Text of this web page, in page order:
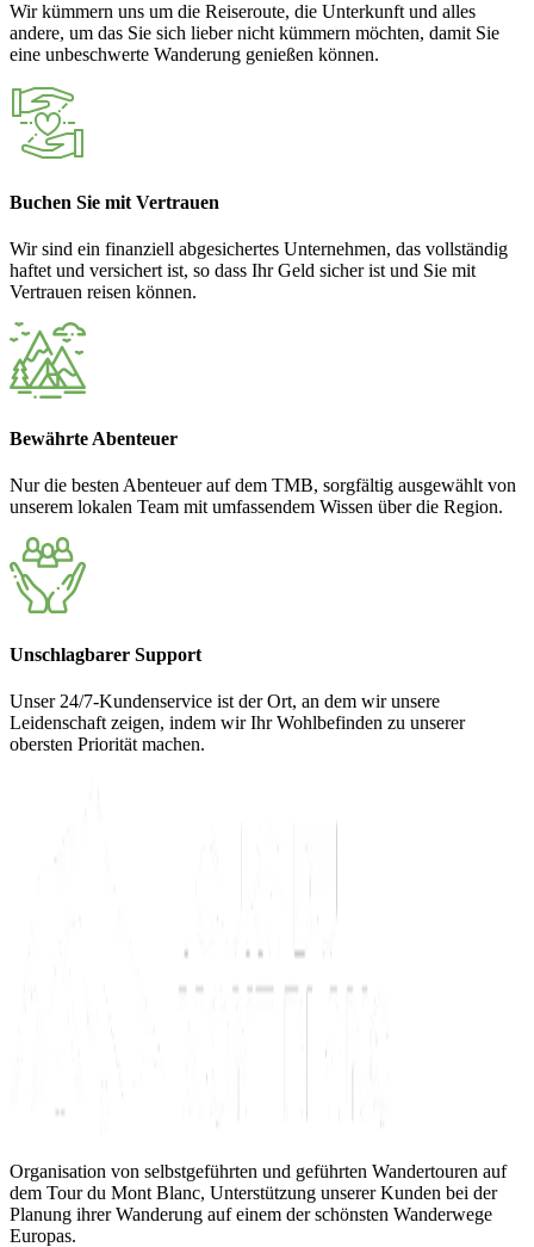
Wir kümmern uns um die Reiseroute, die Unterkunft und alles
andere, um das Sie sich lieber nicht kümmern möchten, damit Sie
eine unbeschwerte Wanderung genießen können.
Buchen Sie mit Vertrauen
Wir sind ein finanziell abgesichertes Unternehmen, das vollständig
haftet und versichert ist, so dass Ihr Geld sicher ist und Sie mit
Vertrauen reisen können.
Bewährte Abenteuer
Nur die besten Abenteuer auf dem TMB, sorgfältig ausgewählt von
unserem lokalen Team mit umfassendem Wissen über die Region.
Unschlagbarer Support
Unser 24/7-Kundenservice ist der Ort, an dem wir unsere
Leidenschaft zeigen, indem wir Ihr Wohlbefinden zu unserer
obersten Priorität machen.
Organisation von selbstgeführten und geführten Wandertouren auf
dem Tour du Mont Blanc, Unterstützung unserer Kunden bei der
Planung ihrer Wanderung auf einem der schönsten Wanderwege
Europas.